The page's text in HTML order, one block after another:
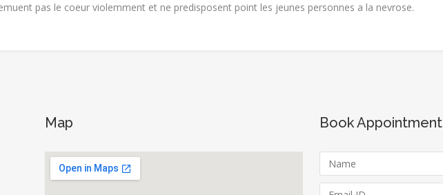
pas le coeur violemment et ne predisposent point les jeunes personnes a la nevrose.
Map Book Appointment